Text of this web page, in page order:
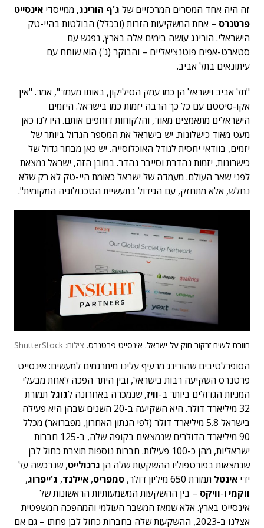
זה היה אחד המסרים המרכזיים של ג'ף הורינג, ממייסדי אינסייט
פרטנרס – אחת המשקיעות הזרות (ובכלל) הבולטות בהיי-טק
הישראלי. הורינג עושה בימים אלה בארץ, נפגש עם
סטארט-אפים פוטנציאליים – והבוקר (ג') הוא שוחח עם
עיתונאים בתל אביב.
"תל אביב וישראל הן כמו עמק הסיליקון, באותו מעמד", אמר. "אין
אקו-סיסטם עם כל כך הרבה יזמות כמו בישראל. היזמים
הישראלים מתאמצים מאוד, והלקוחות דוחפים אותם. היו לנו כאן
מעט מאוד כישלונות. יש בישראל את המספר הגדול ביותר של
יזמים, בוודאי יחסית לגודל האוכלוסייה. יש כאן מבחר גדול של
כישרונות, יזמות נהדרת וסייבר נהדר. במובן הזה, ישראל נמצאת
לפני שאר העולם. מעמדה של ישראל כאומת היי-טק לא רק שלא
נחלש, אלא מתחזק, עם הגידול בתעשיית הטכנולוגיה המקומית".
חוזרת לשים זרקור חזק על ישראל. אינסייט פרטנרס. צילום: ShutterStock
הסופרלטיבים שהורינג מרעיף עלינו מיתרגמים למעשים: אינסייט
פרטנרס השקיעה רבות בישראל, ובין היתר הפכה לאחת מבעלי
המניות הגדולים ביותר ב-וויז, שנמכרה באחרונה לגוגל תמורת
32 מיליארד דולר. היא השקיעה ב-20 השנים שבהן היא פעילה
בישראל 5.8 מיליארד דולר (לפי הנתון האחרון, מפברואר) מכלל
90 מיליארד הדולרים שנמצאים בקופה שלה, ב-125 חברות
ישראליות, מהן כ-100 פעילות. חברות נוספות תוצרת כחול לבן
שנמצאות בפורטפוליו ההשקעות שלה הן גרנולייט, שנרכשה על
ידי אינטל תמורת 650 מיליון דולר, סמפריס, איילנד, ג'ייפרוג,
ווקמי ו-וויקס – בין ההשקעות המשמעותיות הראשונות של
אינסייט בארץ. אלא שמאז המשבר העולמי והמהפכה המשפטית
אצלנו ב-2023, ההשקעות שלה בחברות כחול לבן פחתו – גם אם